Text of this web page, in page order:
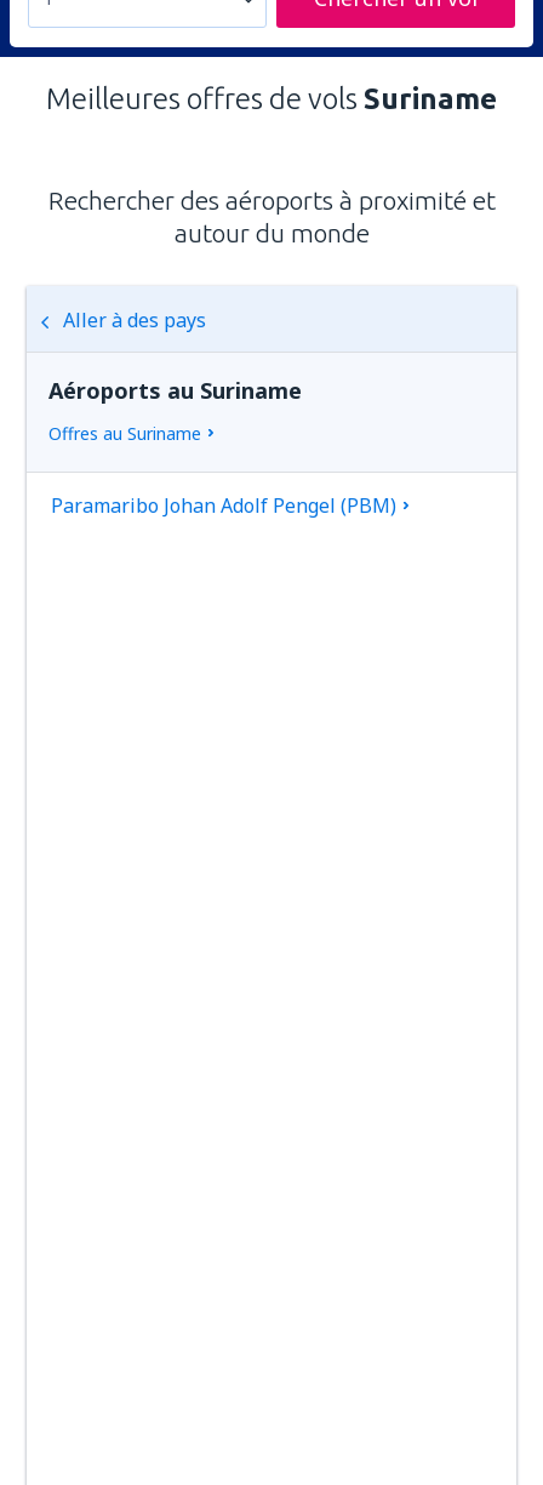
Meilleures offres de vols Suriname
Rechercher des aéroports à proximité et
autour du monde
Aller à des pays
Aéroports au Suriname
Offres au Suriname
Paramaribo Johan Adolf Pengel (PBM)